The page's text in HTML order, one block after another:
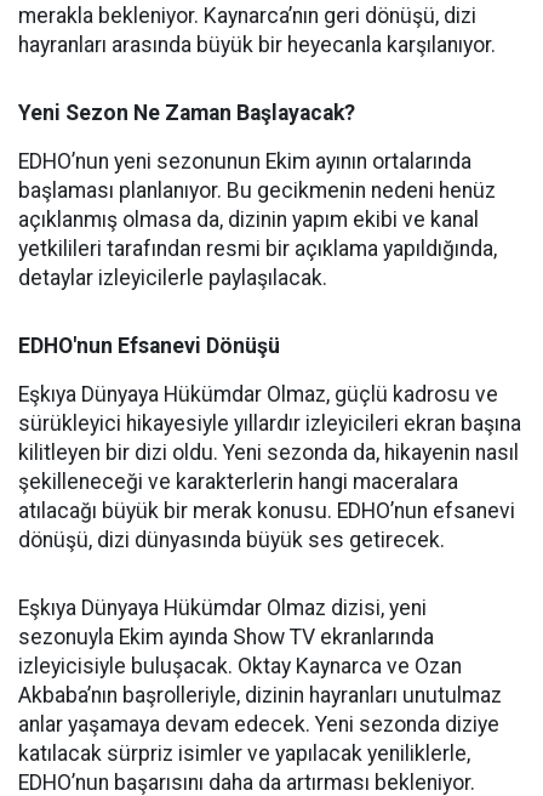
merakla bekleniyor. Kaynarca’nın geri dönüşü, dizi
hayranları arasında büyük bir heyecanla karşılanıyor.
Yeni Sezon Ne Zaman Başlayacak?
EDHO’nun yeni sezonunun Ekim ayının ortalarında
başlaması planlanıyor. Bu gecikmenin nedeni henüz
açıklanmış olmasa da, dizinin yapım ekibi ve kanal
yetkilileri tarafından resmi bir açıklama yapıldığında,
detaylar izleyicilerle paylaşılacak.
EDHO'nun Efsanevi Dönüşü
Eşkıya Dünyaya Hükümdar Olmaz, güçlü kadrosu ve
sürükleyici hikayesiyle yıllardır izleyicileri ekran başına
kilitleyen bir dizi oldu. Yeni sezonda da, hikayenin nasıl
şekilleneceği ve karakterlerin hangi maceralara
atılacağı büyük bir merak konusu. EDHO’nun efsanevi
dönüşü, dizi dünyasında büyük ses getirecek.
Eşkıya Dünyaya Hükümdar Olmaz dizisi, yeni
sezonuyla Ekim ayında Show TV ekranlarında
izleyicisiyle buluşacak. Oktay Kaynarca ve Ozan
Akbaba’nın başrolleriyle, dizinin hayranları unutulmaz
anlar yaşamaya devam edecek. Yeni sezonda diziye
katılacak sürpriz isimler ve yapılacak yeniliklerle,
EDHO’nun başarısını daha da artırması bekleniyor.